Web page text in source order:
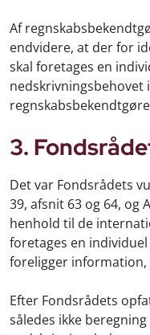
Af
endvidere, at der for
skal foretages en
nedskrivningsbehovet
3.
Det var Fondsrådets
39, afsnit 63 og 64, og
henhold til de
foretages en
foreligger
Efter Fondsrådets
således ikke